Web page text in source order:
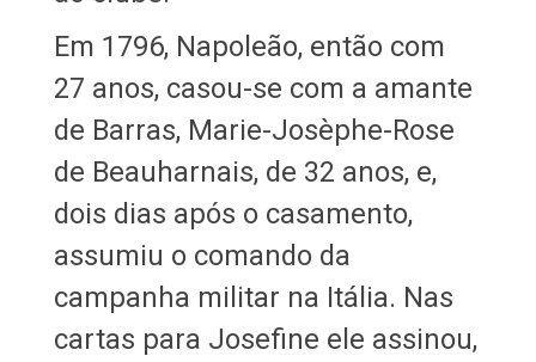
Em 1796, Napoleão, então com
27 anos, casou-se com a amante
de Barras, Marie-Josèphe-Rose
de Beauharnais, de 32 anos, e,
dois dias após o casamento,
assumiu o comando da
campanha militar na Itália. Nas
cartas para Josefine ele assinou,